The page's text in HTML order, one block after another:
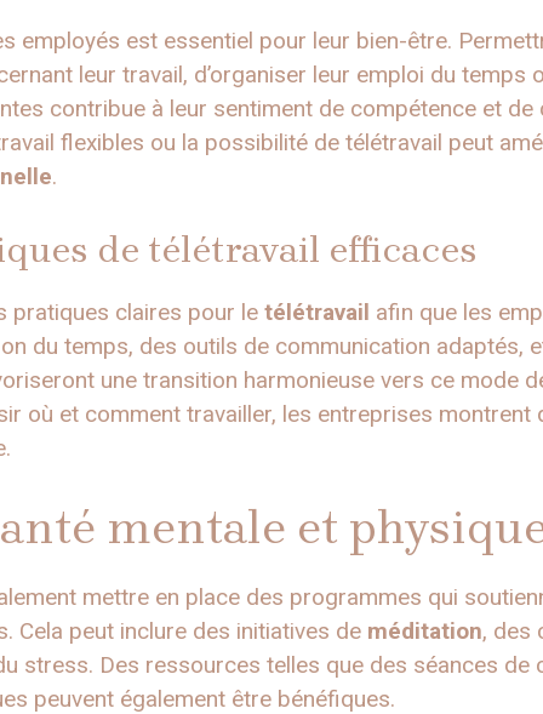
employés est essentiel pour leur bien-être.
leur travail, d’organiser leur emploi du temps
contribue à leur sentiment de compétence et de
flexibles ou la possibilité de télétravail peut
.
de télétravail efficaces
pratiques claires pour le télétravail afin que les
du temps, des outils de communication adaptés,
une transition harmonieuse vers ce mode
où et comment travailler, les entreprises montrent
mentale et
mettre en place des programmes qui
Cela peut inclure des initiatives de méditation, des
stress. Des ressources telles que des séances de
peuvent également être bénéfiques.